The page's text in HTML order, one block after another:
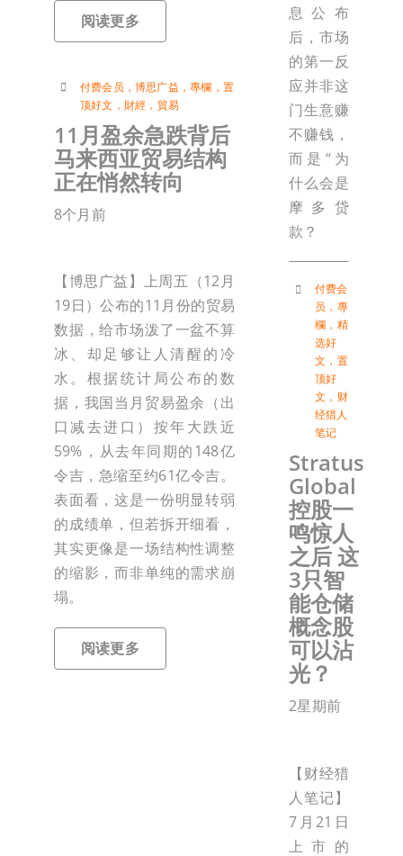
阅读更多
付费会员 ， 博思广益 ，專欄 ， 置
顶好文 ， 財經 ， 貿易
11月盈余急跌背后
马来西亚贸易结构
正在悄然转向
8个月前
【博思广益】上周五（12月
19日）公布的11月份的贸易
数据，给市场泼了一盆不算
冰、却足够让人清醒的冷
水。根据统计局公布的数
据，我国当月贸易盈余（出
口减去进口）按年大跌近
59%，从去年同期的148亿
令吉，急缩至约61亿令吉。
表面看，这是一份明显转弱
的成绩单，但若拆开细看，
其实更像是一场结构性调整
的缩影，而非单纯的需求崩
塌。
阅读更多
息公布
后，市场
的第一反
应并非这
门生意赚
不赚钱，
而是“为
什么会是
摩多贷
款？
付费会
员 ， 專
欄 ， 精
选好
文 ， 置
顶好
文 ， 财
经猎人
笔记
Stratus
Global
控股一
鸣惊人
之后 这
3只智
能仓储
概念股
可以沾
光？
2星期前
【财经猎
人笔记】
7月21日
上市的